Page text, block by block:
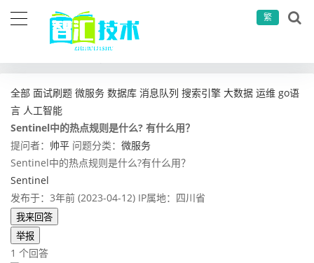
繁
全部 面试刷题 微服务 数据库 消息队列 搜索引擎 大数据 运维 go语
言 人工智能
Sentinel中的热点规则是什么? 有什么用？
提问者： 帅平 问题分类： 微服务
Sentinel中的热点规则是什么?有什么用？
Sentinel
发布于：3年前 (2023-04-12) IP属地：四川省
我来回答
举报
1 个回答